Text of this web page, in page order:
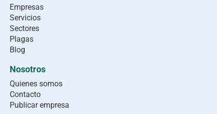
Empresas
Servicios
Sectores
Plagas
Blog
Nosotros
Quienes somos
Contacto
Publicar empresa